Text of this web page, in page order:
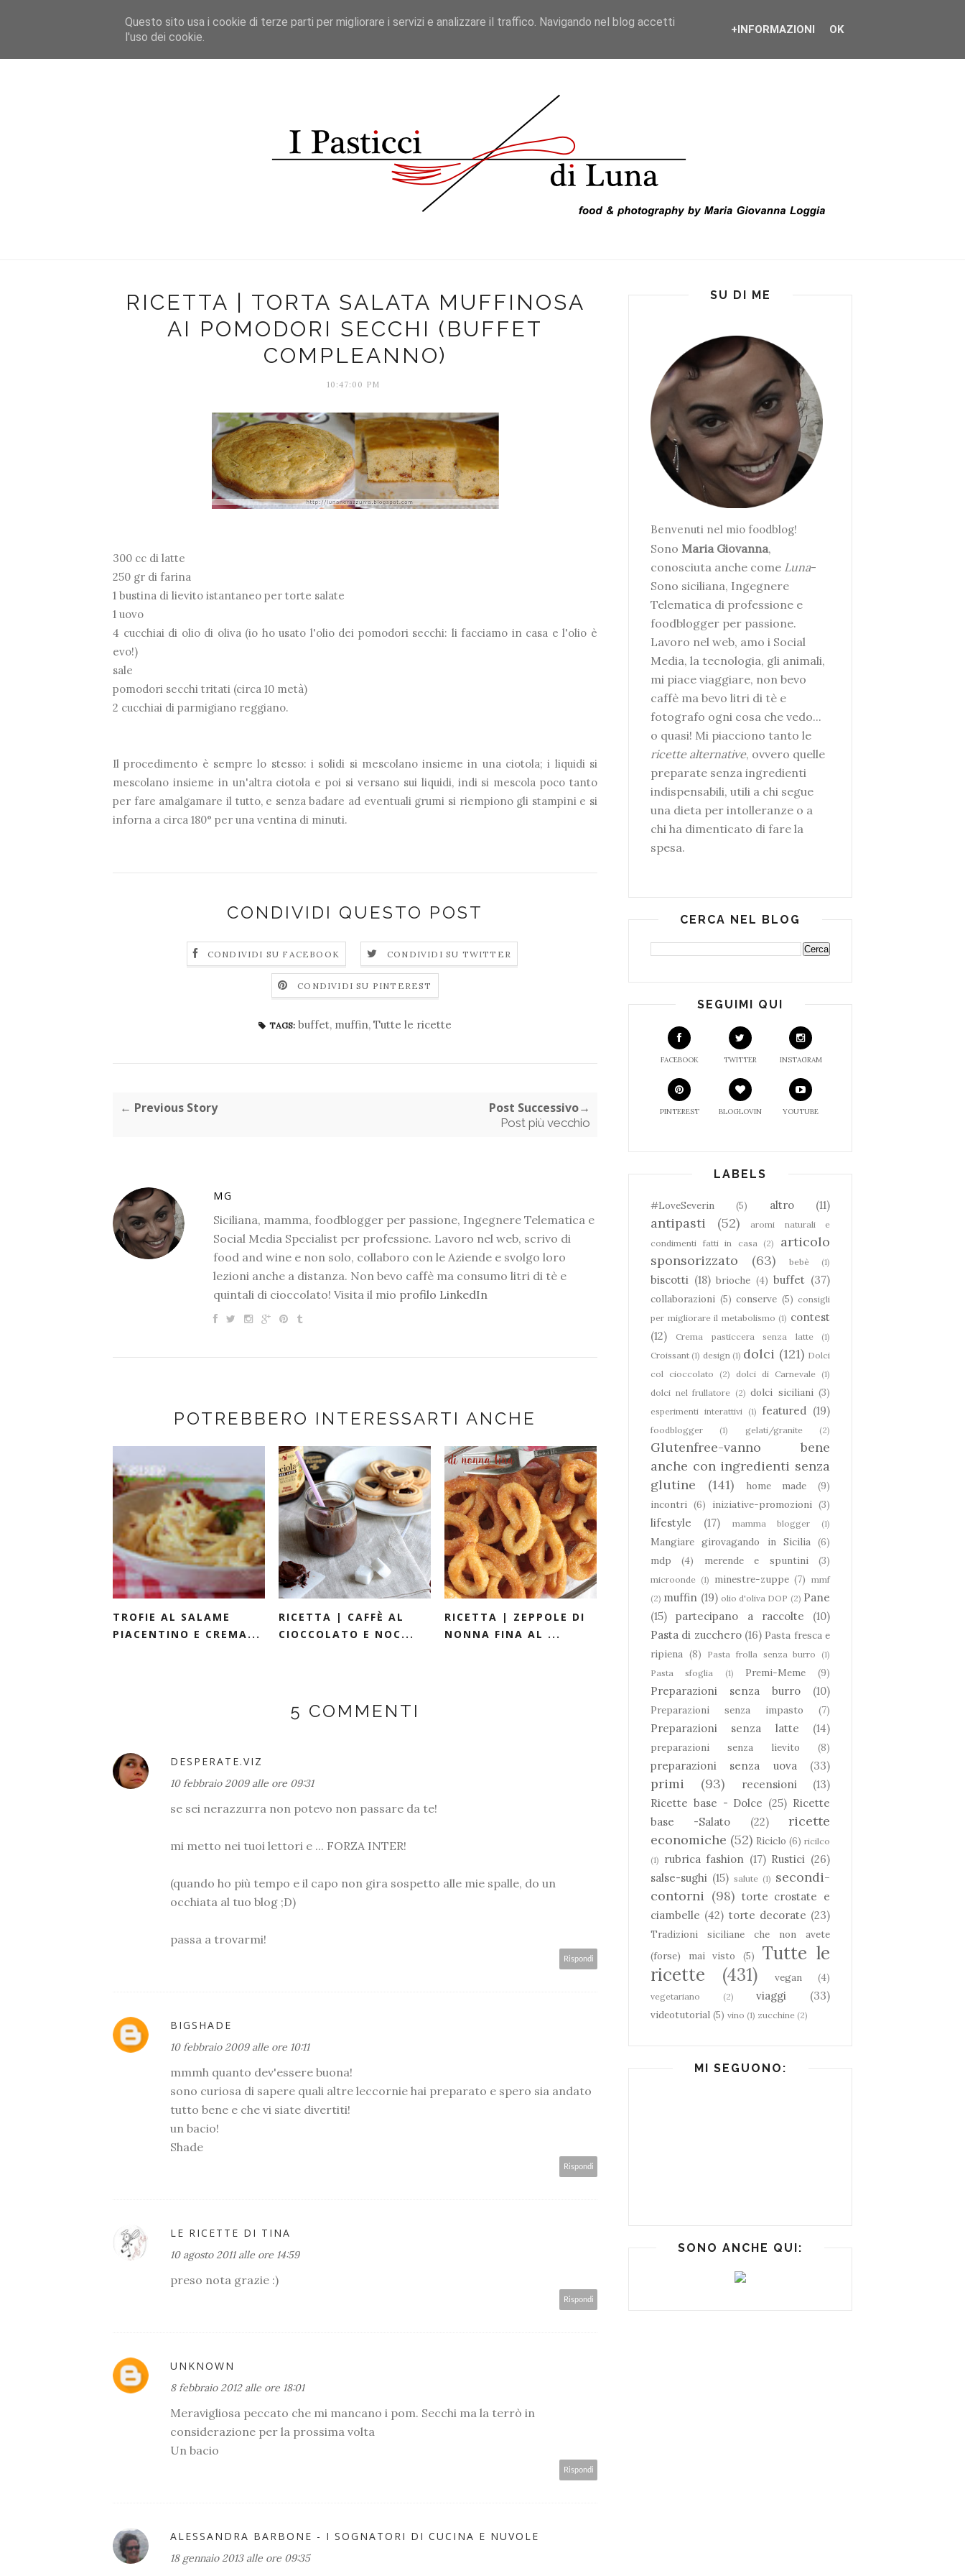
HOME CHI SONO
RICETTA | TORTA SALATA MUFFINOSA
AI POMODORI SECCHI (BUFFET
COMPLEANNO)
10:47:00 PM
300 cc di latte
250 gr di farina
1 bustina di lievito istantaneo per torte salate
1 uovo
4 cucchiai di olio di oliva (io ho usato l'olio dei pomodori secchi: li facciamo in casa e l'olio è
evo!)
sale
pomodori secchi tritati (circa 10 metà)
2 cucchiai di parmigiano reggiano.
Il procedimento è sempre lo stesso: i solidi si mescolano insieme in una ciotola; i liquidi si
mescolano insieme in un'altra ciotola e poi si versano sui liquidi, indi si mescola poco tanto
per fare amalgamare il tutto, e senza badare ad eventuali grumi si riempiono gli stampini e si
inforna a circa 180° per una ventina di minuti.
CONDIVIDI QUESTO POST
CONDIVIDI SU FACEBOOK CONDIVIDI SU TWITTER
CONDIVIDI SU PINTEREST
TAGS: buffet, muffin, Tutte le ricette
← Previous Story Post Successivo→
Post più vecchio
MG
Siciliana, mamma, foodblogger per passione, Ingegnere Telematica e
Social Media Specialist per professione. Lavoro nel web, scrivo di
food and wine e non solo, collaboro con le Aziende e svolgo loro
lezioni anche a distanza. Non bevo caffè ma consumo litri di tè e
quintali di cioccolato! Visita il mio profilo LinkedIn
POTREBBERO INTERESSARTI ANCHE
TROFIE AL SALAME
PIACENTINO E CREMA...
RICETTA | CAFFÈ AL
CIOCCOLATO E NOC...
RICETTA | ZEPPOLE DI
NONNA FINA AL ...
5 COMMENTI
DESPERATE.VIZ
10 febbraio 2009 alle ore 09:31
se sei nerazzurra non potevo non passare da te!
mi metto nei tuoi lettori e ... FORZA INTER!
(quando ho più tempo e il capo non gira sospetto alle mie spalle, do un
occhiata al tuo blog ;D)
passa a trovarmi!
Rispondi
BIGSHADE
10 febbraio 2009 alle ore 10:11
mmmh quanto dev'essere buona!
sono curiosa di sapere quali altre leccornie hai preparato e spero sia andato
tutto bene e che vi siate divertiti!
un bacio!
Shade
Rispondi
LE RICETTE DI TINA
10 agosto 2011 alle ore 14:59
preso nota grazie :)
Rispondi
UNKNOWN
8 febbraio 2012 alle ore 18:01
Meravigliosa peccato che mi mancano i pom. Secchi ma la terrò in
considerazione per la prossima volta
Un bacio
Rispondi
ALESSANDRA BARBONE - I SOGNATORI DI CUCINA E NUVOLE
18 gennaio 2013 alle ore 09:35
SU DI ME
Benvenuti nel mio foodblog!
Sono Maria Giovanna,
conosciuta anche come Luna-
Sono siciliana, Ingegnere
Telematica di professione e
foodblogger per passione.
Lavoro nel web, amo i Social
Media, la tecnologia, gli animali,
mi piace viaggiare, non bevo
caffè ma bevo litri di tè e
fotografo ogni cosa che vedo...
o quasi! Mi piacciono tanto le
ricette alternative, ovvero quelle
preparate senza ingredienti
indispensabili, utili a chi segue
una dieta per intolleranze o a
chi ha dimenticato di fare la
spesa.
CERCA NEL BLOG
SEGUIMI QUI
FACEBOOK TWITTER INSTAGRAM
PINTEREST BLOGLOVIN YOUTUBE
LABELS
#LoveSeverin (5) altro (11)
antipasti (52)
aromi naturali e
condimenti fatti in casa
(2)
articolo
sponsorizzato
(63) bebè (1)
biscotti (18) brioche (4) buffet (37)
collaborazioni (5) conserve (5) consigli
per migliorare il metabolismo (1) contest
(12)
Crema pasticcera senza latte
(1)
Croissant (1) design (1) dolci (121) Dolci
col cioccolato
(2) dolci di Carnevale
(1)
dolci nel frullatore (2) dolci siciliani (3)
esperimenti interattivi (1) featured (19)
foodblogger (1) gelati/granite (2)
Glutenfree-vanno bene
anche con ingredienti senza
glutine
(141) home made
(9)
incontri (6) iniziative-promozioni (3)
lifestyle (17) mamma blogger (1)
Mangiare girovagando in Sicilia (6)
mdp
(4) merende e spuntini (3)
microonde (1) minestre-zuppe (7) mmf
(2) muffin (19) olio d'oliva DOP (2) Pane
(15)
partecipano a raccolte
(10)
Pasta di zucchero (16) Pasta fresca e
ripiena (8) Pasta frolla senza burro
(1)
Pasta sfoglia
(1) Premi-Meme (9)
Preparazioni senza burro (10)
Preparazioni senza impasto (7)
Preparazioni senza latte (14)
preparazioni senza lievito (8)
preparazioni senza uova (33)
primi (93) recensioni
(13)
Ricette base - Dolce (25) Ricette
base -Salato
(22)
ricette
economiche (52) Riciclo (6) ricilco
(1) rubrica fashion (17) Rustici (26)
salse-sughi (15) salute (1) secondi-
contorni (98) torte crostate e
ciambelle (42) torte decorate (23)
Tradizioni siciliane che non avete
(forse) mai visto
(5)
Tutte le
ricette
(431) vegan (4)
vegetariano (2) viaggi (33)
videotutorial (5) vino (1) zucchine (2)
MI SEGUONO:
SONO ANCHE QUI:
Questo sito usa i cookie di terze parti per migliorare i servizi e analizzare il traffico. Navigando nel blog accetti
l'uso dei cookie.
+INFORMAZIONI OK